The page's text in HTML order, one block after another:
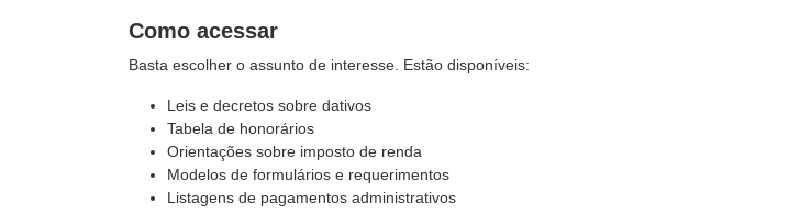
Como acessar
Basta escolher o assunto de interesse. Estão disponíveis:
Leis e decretos sobre dativos
Tabela de honorários
Orientações sobre imposto de renda
Modelos de formulários e requerimentos
Listagens de pagamentos administrativos